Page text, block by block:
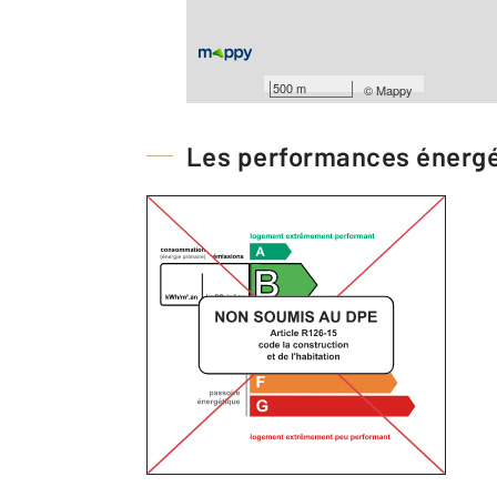
500 m ©Mappy
Barèmes d'honoraires de l'agence
Les performances